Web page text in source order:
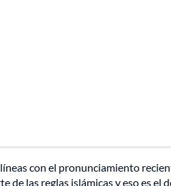
con el pronunciamiento
de las reglas islámicas y eso es el